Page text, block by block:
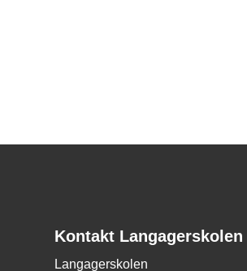
Kontakt Langagerskolen
Langagerskolen